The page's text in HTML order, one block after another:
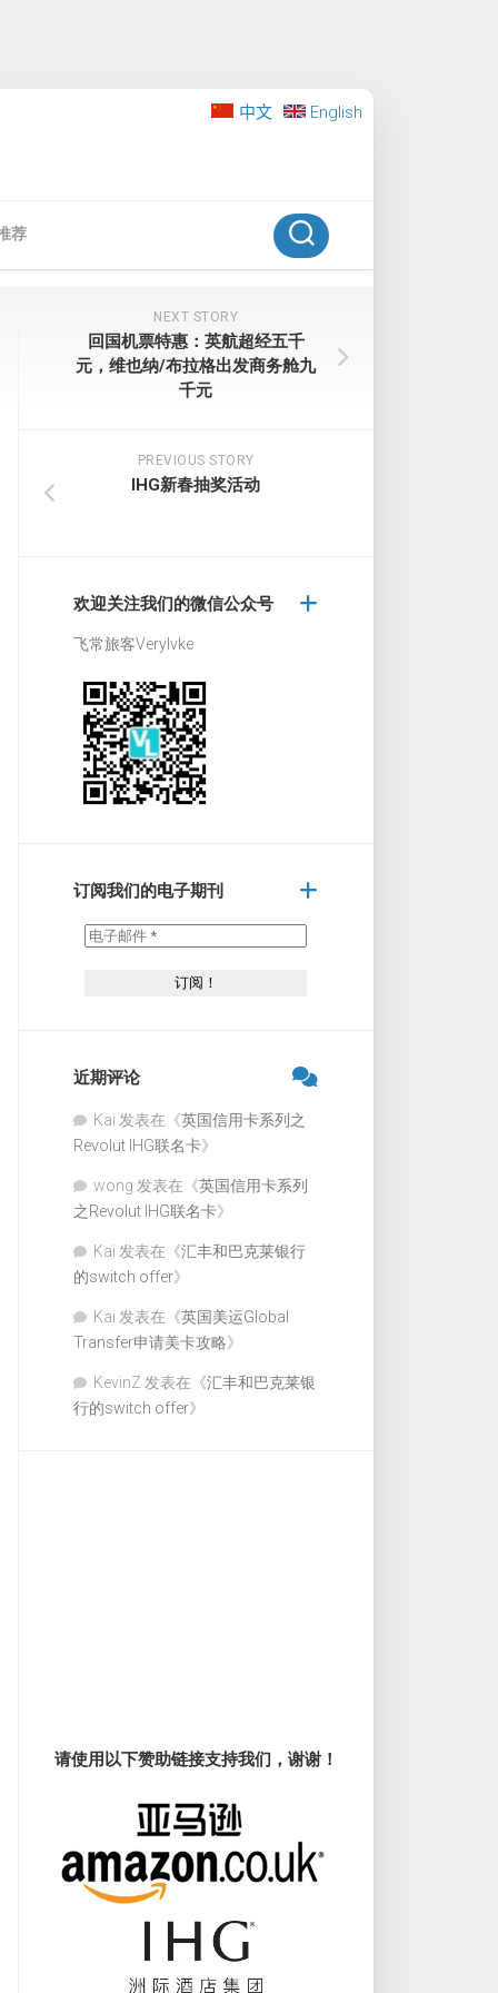
荐
中文 English
NEXT STORY
回国机票特惠：英航超经五千
元，维也纳/布拉格出发商务舱九
千元
PREVIOUS STORY
IHG新春抽奖活动
欢迎关注我们的微信公众号
飞常旅客Verylvke
订阅我们的电子期刊
近期评论
Kai 发表在《英国信用卡系列之
Revolut IHG联名卡》
wong 发表在《英国信用卡系列
之Revolut IHG联名卡》
Kai 发表在《汇丰和巴克莱银行
的switch offer》
Kai 发表在《英国美运Global
Transfer申请美卡攻略》
KevinZ 发表在《汇丰和巴克莱银
行的switch offer》
请使用以下赞助链接支持我们，谢谢！